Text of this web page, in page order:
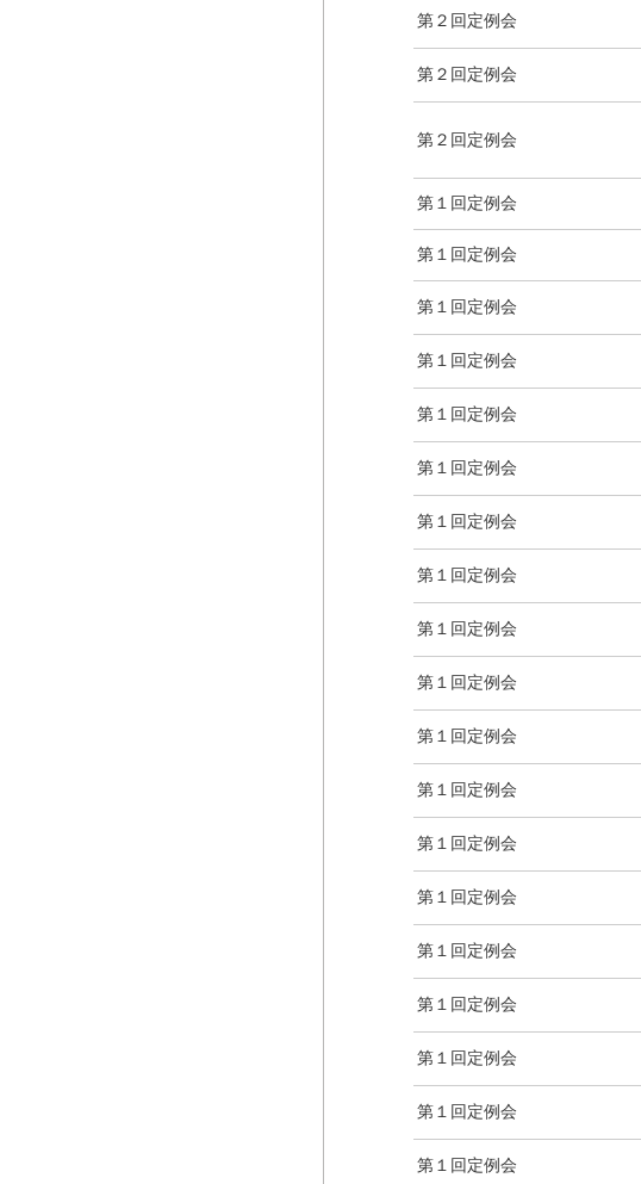
第２回定例会
第２回定例会
第２回定例会
第１回定例会
第１回定例会
第１回定例会
第１回定例会
第１回定例会
第１回定例会
第１回定例会
第１回定例会
第１回定例会
第１回定例会
第１回定例会
第１回定例会
第１回定例会
第１回定例会
第１回定例会
第１回定例会
第１回定例会
第１回定例会
第１回定例会